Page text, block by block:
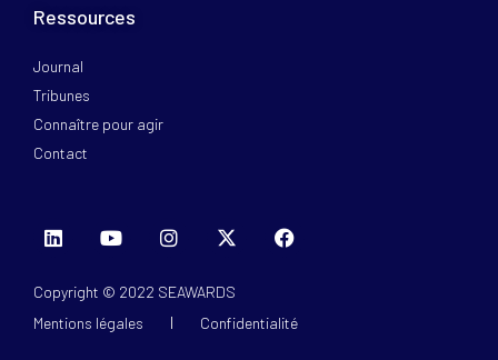
Ressources
Journal
Tribunes
Connaître pour agir
Contact
Copyright © 2022 SEAWARDS
Mentions légales
Confidentialité